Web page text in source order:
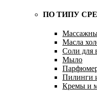
ПО ТИПУ
Масла
Соли для
Мыло
Пилинги
Кремы и